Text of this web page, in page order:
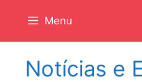
isi
Menu
Notícias e